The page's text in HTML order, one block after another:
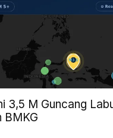
3,5 M Guncang
BMKG